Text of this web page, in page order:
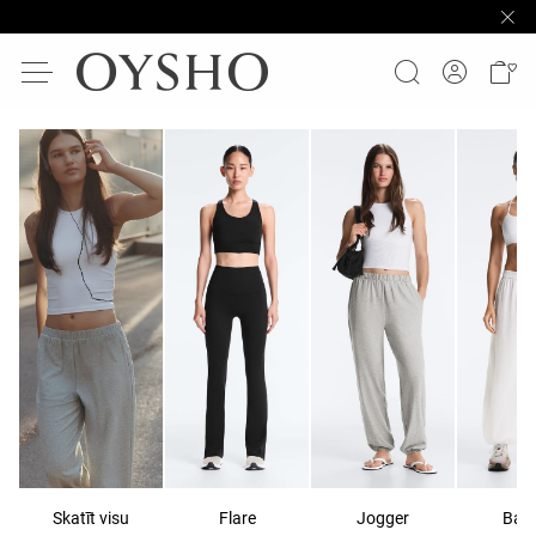
Skatīt visu Flare Jogger